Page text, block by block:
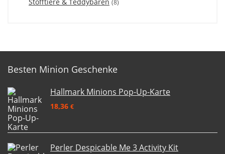
Stofftiere & Teddybären (8)
Besten Minion Geschenke
Hallmark Minions Pop-Up-Karte
18,36 €
Perler Despicable Me 3 Activity Kit